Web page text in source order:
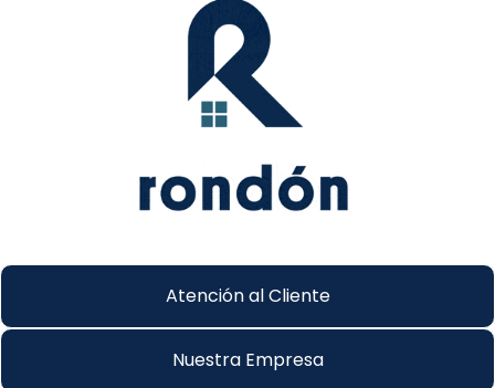
Atención al Cliente
Nuestra Empresa